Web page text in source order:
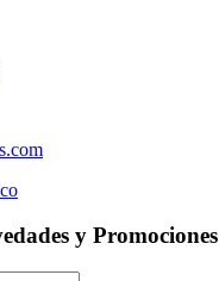
y Promociones